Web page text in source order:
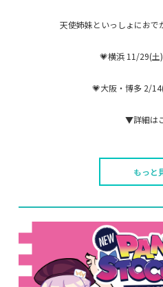
天使姉妹といっしょにおで
💗横浜 11/29(
💗大阪・博多 2/
▼詳細は
もっと